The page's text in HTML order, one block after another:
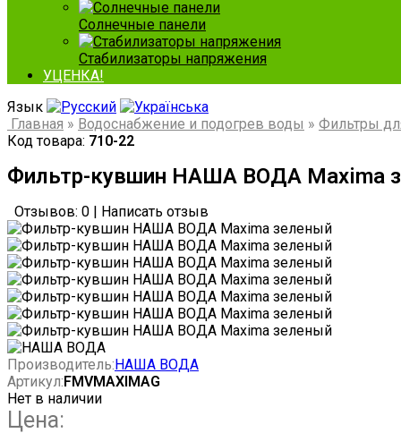
Солнечные панели
Стабилизаторы напряжения
УЦЕНКА!
Язык
Главная » Водоснабжение и подогрев воды » Фильтры
Код товара: 710-22
Фильтр-кувшин НАША ВОДА Maxima
Отзывов: 0 Написать отзыв
Производитель: НАША ВОДА
Артикул: FMVMAXIMAG
Нет в наличии
Цена: